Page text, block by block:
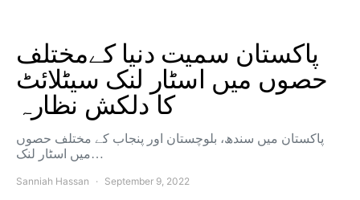
پاکستان سمیت دنیا کےمختلف
حصوں میں اسٹار لنک سیٹلائٹ
کا دلکش نظارہ
پاکستان میں سندھ، بلوچستان اور پنجاب کے مختلف حصوں
میں اسٹار لنک…
Sanniah Hassan September 9, 2022